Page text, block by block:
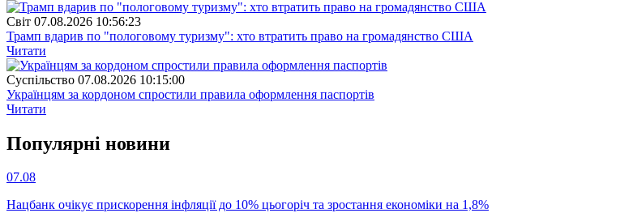
Свiт 07.08.2026 10:56:23
Трамп вдарив по "пологовому туризму": хто втратить право на громадянство США
Читати
Суспiльство 07.08.2026 10:15:00
Українцям за кордоном спростили правила оформлення паспортів
Читати
Популярнi новини
07.08
Нацбанк очікує прискорення інфляції до 10% цьогоріч та зростання економіки на 1,8%